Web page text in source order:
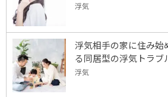
浮気
浮気相手の家に住み始
る同居型の浮気トラブ
浮気